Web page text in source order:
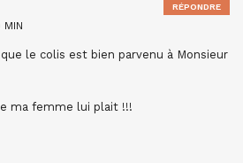
MIN
le colis est bien parvenu à Monsieur
ma femme lui plait !!!
RÉPONDRE